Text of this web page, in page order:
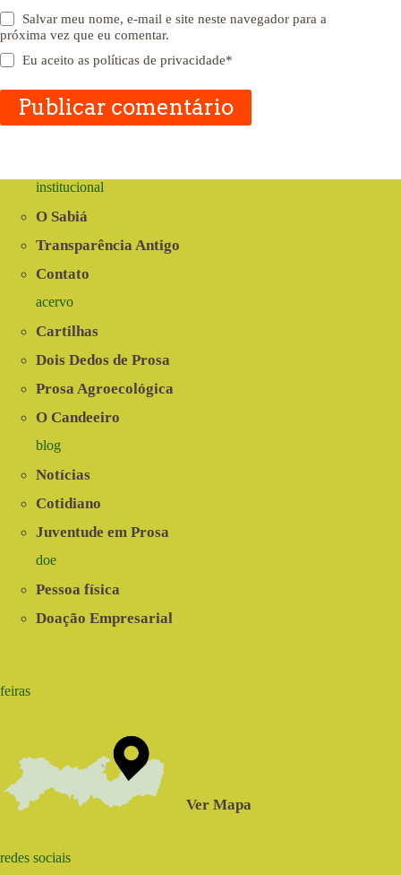
Salvar meu nome, e-mail e site neste navegador para a
próxima vez que eu comentar.
Eu aceito aspolíticas de privacidade*
Publicar comentário
institucional
O Sabiá
Transparência Antigo
Contato
acervo
Cartilhas
Dois Dedos de Prosa
Prosa Agroecológica
O Candeeiro
blog
Notícias
Cotidiano
Juventude em Prosa
doe
Pessoa física
Doação Empresarial
feiras
Ver Mapa
redes sociais